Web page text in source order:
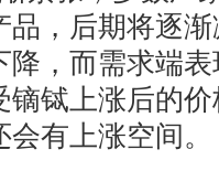
，后期将逐
降，而需求端
铽上涨后的
有上涨空间。